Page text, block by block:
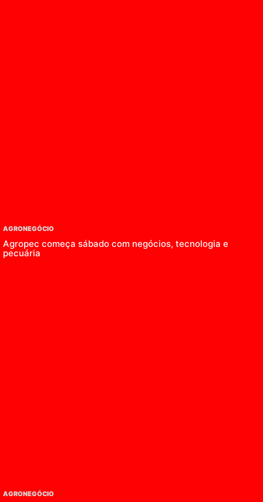
AGRONEGÓCIO
Agropec começa sábado com negócios, tecnologia e
pecuária
AGRONEGÓCIO